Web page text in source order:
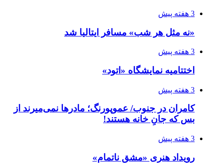
3 هفته پیش
«نه مثل هر شب» مسافر ایتالیا شد
3 هفته پیش
اختتامیه نمایشگاه «اتود»
3 هفته پیش
کامران در جنوب/ عموپورنگ؛ مادرها نمی‌میرند از
بس که جانِ خانه هستند!
3 هفته پیش
رویداد هنری «مشق ناتمام»